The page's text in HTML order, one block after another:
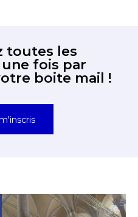
toutes les
fois par
boite mail !